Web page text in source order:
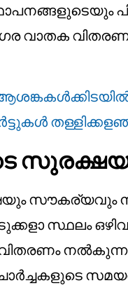
വാതക
സ്ഥലം
നൽകുന്നു.